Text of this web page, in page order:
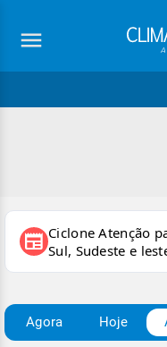
newspaper Ciclone Atenção
Sul, Sudeste e
Agora Hoje